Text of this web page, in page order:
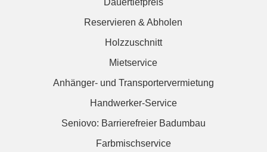
Dauertiefpreis
Reservieren & Abholen
Holzzuschnitt
Mietservice
Anhänger- und Transportervermietung
Handwerker-Service
Seniovo: Barrierefreier Badumbau
Farbmischservice